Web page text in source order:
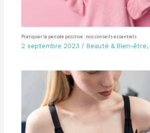
Pratiquer la pensée positive : nos conseils essentiels
2 septembre 2023 / Beauté & Bien-être,